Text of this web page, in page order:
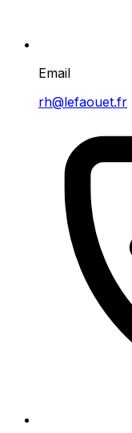
Email
rh@lefaouet.fr